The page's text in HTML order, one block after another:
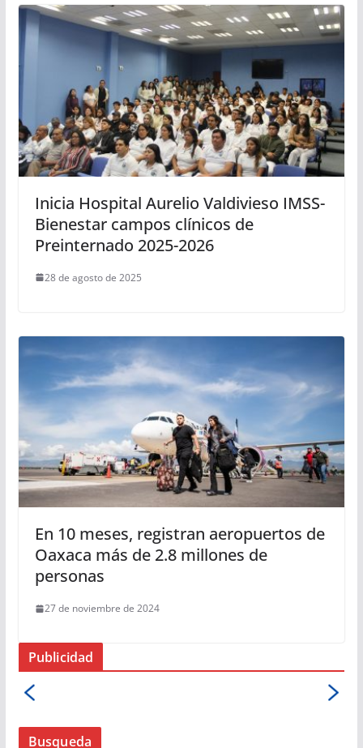
Inicia Hospital Aurelio Valdivieso IMSS-
Bienestar campos clínicos de
Preinternado 2025-2026
28 de agosto de 2025
En 10 meses, registran aeropuertos de
Oaxaca más de 2.8 millones de
personas
27 de noviembre de 2024
Publicidad